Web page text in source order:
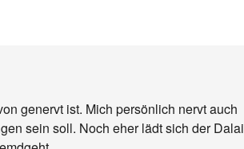
genervt ist. Mich persönlich nervt auch
sein soll. Noch eher lädt sich der Dalai